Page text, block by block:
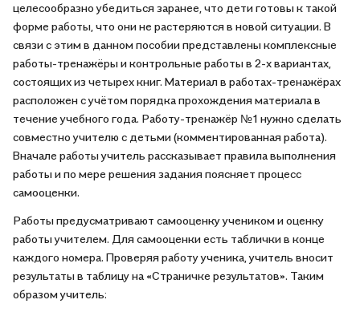
целесообразно убедиться заранее, что дети готовы к такой
форме работы, что они не растеряются в новой ситуации. В
связи с этим в данном пособии представлены комплексные
работы-тренажёры и контрольные работы в 2-х вариантах,
состоящих из четырех книг. Материал в работах-тренажёрах
расположен с учётом порядка прохождения материала в
течение учебного года. Работу-тренажёр №1 нужно сделать
совместно учителю с детьми (комментированная работа).
Вначале работы учитель рассказывает правила выполнения
работы и по мере решения задания поясняет процесс
самооценки.
Работы предусматривают самооценку учеником и оценку
работы учителем. Для самооценки есть таблички в конце
каждого номера. Проверяя работу ученика, учитель вносит
результаты в таблицу на «Страничке результатов». Таким
образом учитель: